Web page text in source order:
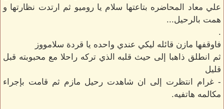
علي معاد المحاضره بتاعتها سلام يا روميو ثم ارتدت نظارتها و
همت بالرحيل...
.
فاوقفها مازن قائله ليكي عندي واحده يا قردة سلامووز
ثم انطلق ذاهبا إلى حيث قلبه الذي تركه راحلا مع محبوبته قبل
قليل
- غرام انتظرت إلى ان شاهدت رحيل مازم ثم قامت بإجراء
مكالمه هاتفيه.